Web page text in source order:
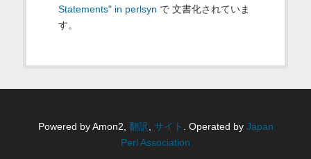
Statements" in perlsyn で 文書化されていま
す。
Powered by Amon2, 翻訳, サイト . Operated by Japan
Perl Association